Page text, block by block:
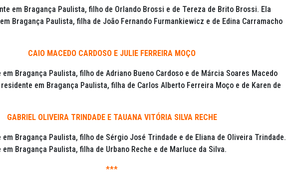
em Bragança Paulista, filho de Orlando Brossi e de Tereza de Brito Brossi. Ela
Bragança Paulista, filha de João Fernando Furmankiewicz e de Edina Carramacho
CAIO MACEDO CARDOSO E JULIE FERREIRA MOÇO
Bragança Paulista, filho de Adriano Bueno Cardoso e de Márcia Soares Macedo
em Bragança Paulista, filha de Carlos Alberto Ferreira Moço e de Karen de
GABRIEL OLIVEIRA TRINDADE E TAUANA VITÓRIA SILVA RECHE
Bragança Paulista, filho de Sérgio José Trindade e de Eliana de Oliveira Trindade.
Bragança Paulista, filha de Urbano Reche e de Marluce da Silva.
***